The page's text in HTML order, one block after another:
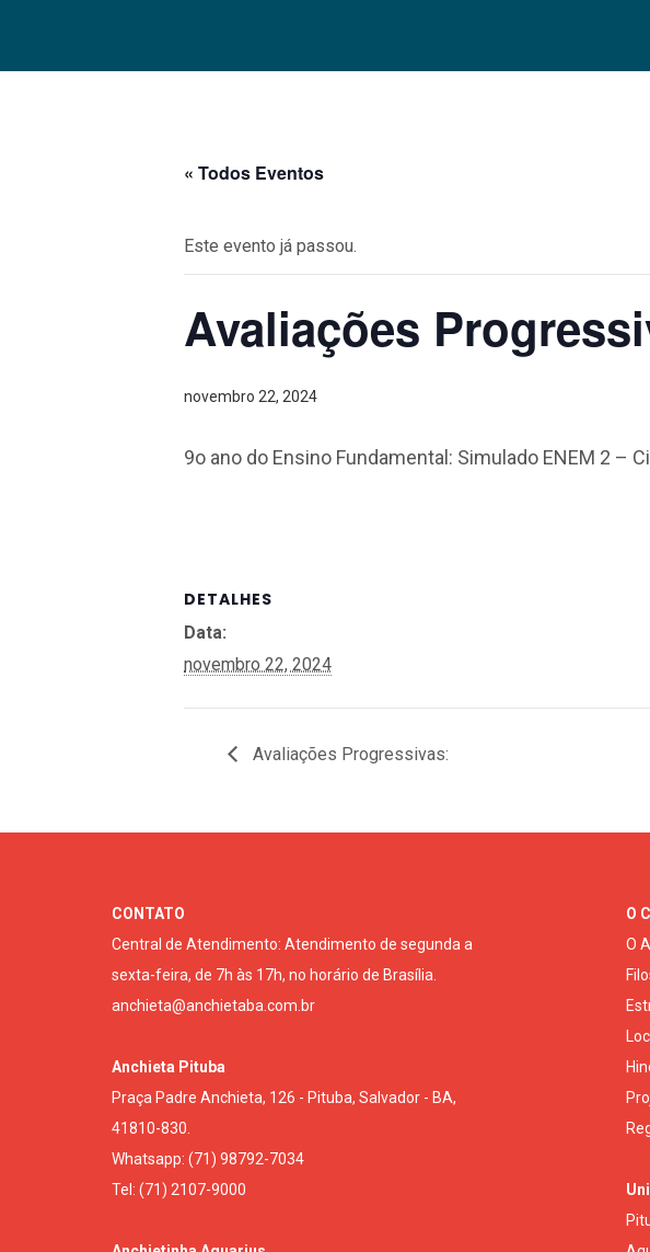
« Todos Eventos
Este evento já passou.
Avaliações
novembro 22, 2024
9o ano do Ensino Fundamental: Simulado ENEM 2 –
DETALHES
Data:
novembro 22, 2024
Avaliações Progressivas:
CONTATO
Central de Atendimento: Atendimento de segunda a
sexta-feira, de 7h às 17h, no horário de Brasília.
anchieta@anchietaba.com.br
Anchieta Pituba
Praça Padre Anchieta, 126 - Pituba, Salvador - BA,
41810-830.
Whatsapp: (71) 98792-7034
Tel: (71) 2107-9000
O
O